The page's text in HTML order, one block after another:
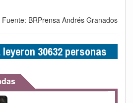
Fuente: BRPrensa Andrés Granados
30632 personas